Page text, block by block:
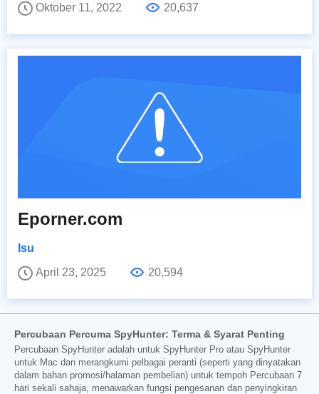
Oktober 11, 2022
20,637
Eporner.com
Isu
April 23, 2025
20,594
Percubaan Percuma SpyHunter: Terma & Syarat Penting
Percubaan SpyHunter adalah untuk SpyHunter Pro atau SpyHunter
untuk Mac dan merangkumi pelbagai peranti (seperti yang dinyatakan
dalam bahan promosi/halaman pembelian) untuk tempoh Percubaan 7
hari sekali sahaja, menawarkan fungsi pengesanan dan penyingkiran